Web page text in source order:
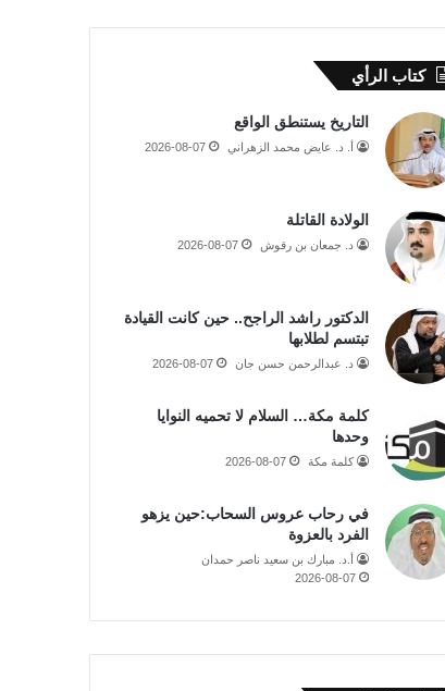
كتاب الرأي
التاريخ يستنطق الواقع
أ. د. عايض محمد الزهراني 2026-08-07
الولادة القاتلة
د. جمعان بن رقوش 2026-08-07
الدكتور راشد الراجح.. حين كانت القيادة
تبتسم لطلابها
د. عبدالرحمن حسن جان 2026-08-07
كلمة مكة… السلام لا تحميه النوايا
وحدها
كلمة مكة 2026-08-07
في رحاب عروس السحاب:حين يزهو
الفرد بالعزوة
أ.د. مبارك بن سعيد ناصر حمدان
2026-08-07